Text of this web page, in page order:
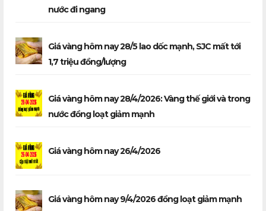
nước đi ngang
Giá vàng hôm nay 28/5 lao dốc mạnh, SJC mất tới
1,7 triệu đồng/lượng
Giá vàng hôm nay 28/4/2026: Vàng thế giới và trong
nước đồng loạt giảm mạnh
Giá vàng hôm nay 26/4/2026
Giá vàng hôm nay 9/4/2026 đồng loạt giảm mạnh